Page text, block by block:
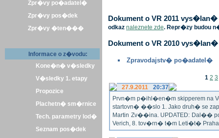
Zpr�vy po�adatel�
Zpr�vy pos�dek
Zpr�vy �ten���
Informace o z�vodu:
Kone�n� v�sledky
V�sledky 1. etapy
Propozice
Plachetn� sm�rnice
Tech. parametry lod�
Seznam pos�dek
Dokument o VR 2011
odkaz naleznete zde. Repr�zy budou
Dokument o VR 2010
Zpravodajstv� po�adatel�
1 2 3
27.9.2011
20:37
Prvn�m p�ihl�en�m skipperem na
startovn� ��slo 1. Jako druh� se
Martin Zv��ina. UPDATED: Dal��
Verich, 8. tov�rn� t�m Leti�t� Praha